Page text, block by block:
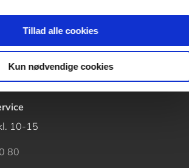
Tillad alle cookies
Kun nødvendige cookies
10-15
80